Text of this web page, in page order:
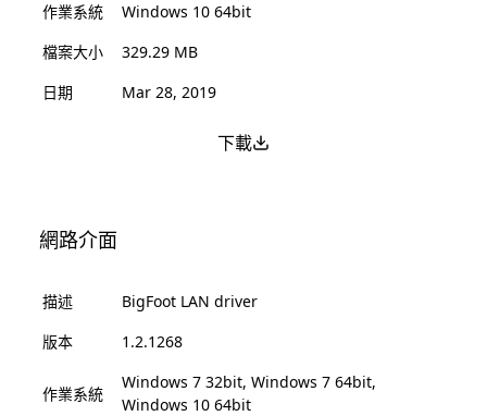
作業系統
Windows 10 64bit
檔案大小
329.29 MB
日期
Mar 28, 2019
下載
網路介面
描述
BigFoot LAN driver
版本
1.2.1268
作業系統
Windows 7 32bit, Windows 7 64bit,
Windows 10 64bit